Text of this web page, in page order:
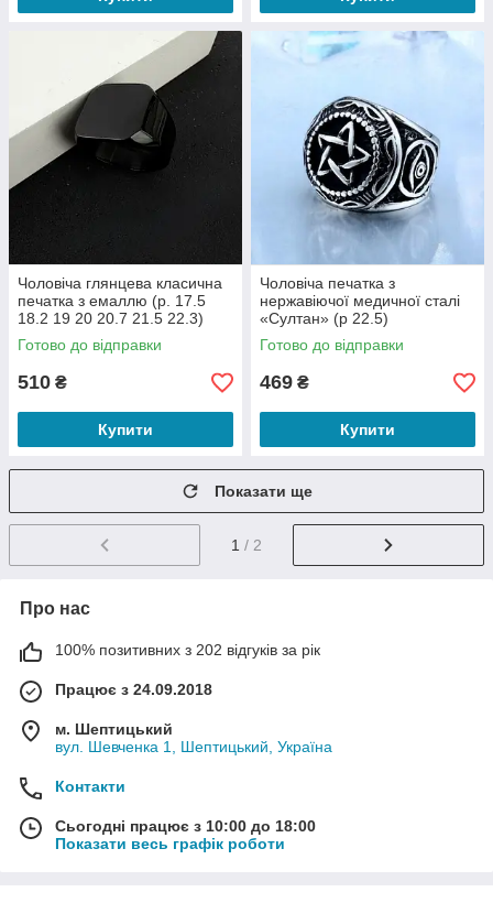
Чоловіча глянцева класична
печатка з емаллю (р. 17.5
18.2 19 20 20.7 21.5 22.3)
Готово до відправки
510 ₴
Купити
Чоловіча печатка з
нержавіючої медичної сталі
«Султан» (р 22.5)
Готово до відправки
469 ₴
Купити
Показати ще
1 / 2
Про нас
100% позитивних з 202 відгуків за рік
Працює з 24.09.2018
м. Шептицький
вул. Шевченка 1, Шептицький, Україна
Контакти
Сьогодні працює з 10:00 до 18:00
Показати весь графік роботи